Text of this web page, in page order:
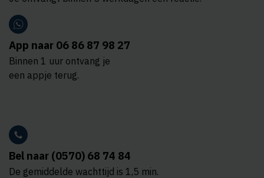
App naar 06 86 87 98 27
Binnen 1 uur ontvang je
een appje terug.
Bel naar (0570) 68 74 84
De gemiddelde wachttijd is 1,5 min.